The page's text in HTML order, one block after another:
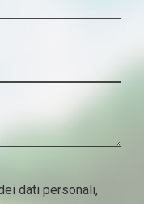
dati personali,